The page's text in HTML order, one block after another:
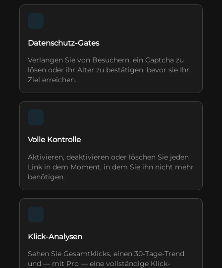
Datenschutz-Gates
Verlangen Sie von Besuchern, ein Captcha zu
lösen oder ihr Alter zu bestätigen, bevor sie Ihr
Ziel erreichen.
Volle Kontrolle
Aktivieren, deaktivieren oder löschen Sie jeden
Link in dem Moment, in dem Sie ihn nicht mehr
benötigen.
Klick-Analysen
Sehen Sie Gesamtklicks, einen 30-Tage-Trend
und — mit Pro — eine vollständige Klick-